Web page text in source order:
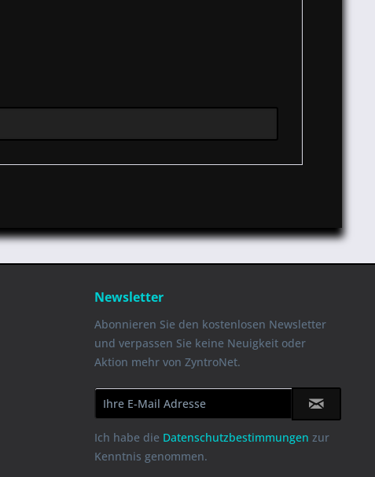
Newsletter
Abonnieren Sie den kostenlosen Newsletter
und verpassen Sie keine Neuigkeit oder
Aktion mehr von ZyntroNet.
Ich habe die Datenschutzbestimmungen zur
Kenntnis genommen.